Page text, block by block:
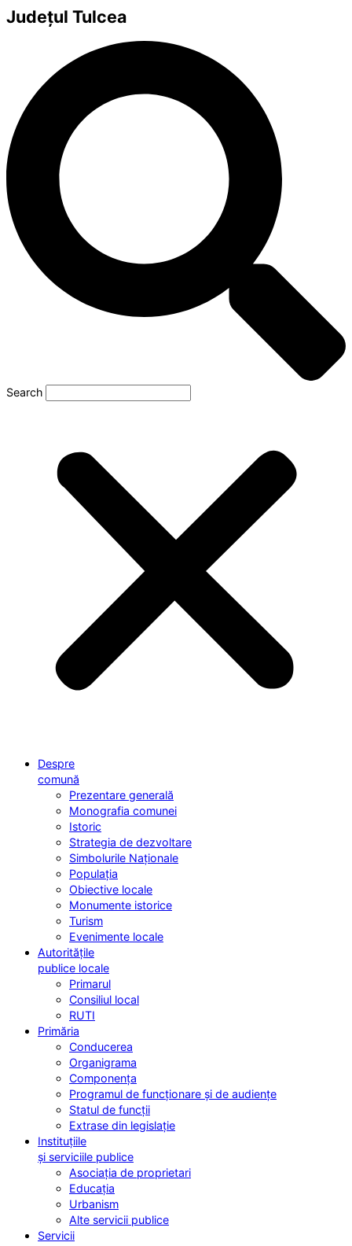
Județul Tulcea
Search
Despre
comună
Prezentare generală
Monografia comunei
Istoric
Strategia de dezvoltare
Simbolurile Naționale
Populația
Obiective locale
Monumente istorice
Turism
Evenimente locale
Autoritățile
publice locale
Primarul
Consiliul local
RUTI
Primăria
Conducerea
Organigrama
Componența
Programul de funcționare și de audiențe
Statul de funcții
Extrase din legislație
Instituțiile
și serviciile publice
Asociația de proprietari
Educația
Urbanism
Alte servicii publice
Servicii